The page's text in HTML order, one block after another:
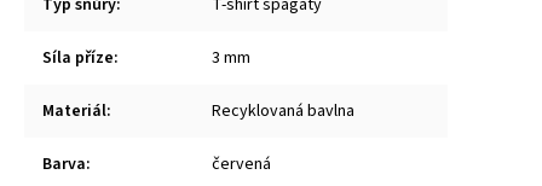
Typ šňůry: T-shirt špagáty
Síla příze: 3 mm
Materiál: Recyklovaná bavlna
Barva: červená